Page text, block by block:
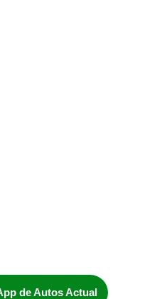
de Autos Actual